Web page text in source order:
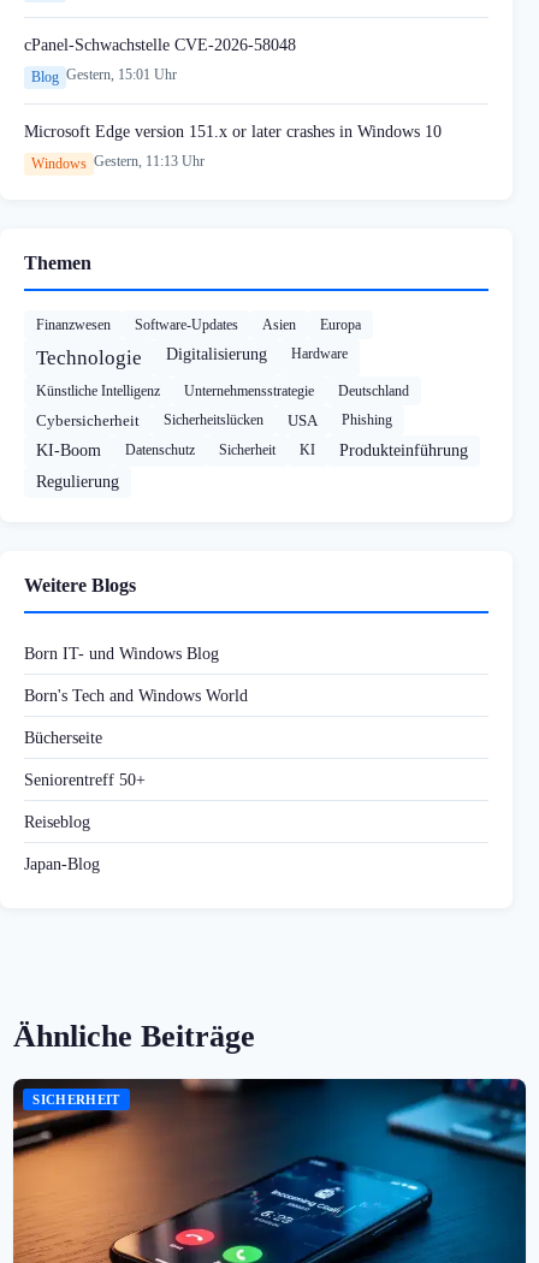
cPanel-Schwachstelle CVE-2026-58048
Blog Gestern, 15:01 Uhr
Microsoft Edge version 151.x or later crashes in Windows 10
Windows Gestern, 11:13 Uhr
Themen
Finanzwesen Software-Updates Asien Europa
Technologie Digitalisierung Hardware
Künstliche Intelligenz Unternehmensstrategie Deutschland
Cybersicherheit Sicherheitslücken USA Phishing
KI-Boom Datenschutz Sicherheit KI
Produkteinführung
Regulierung
Weitere Blogs
Born IT- und Windows Blog
Born's Tech and Windows World
Bücherseite
Seniorentreff 50+
Reiseblog
Japan-Blog
Ähnliche Beiträge
SICHERHEIT